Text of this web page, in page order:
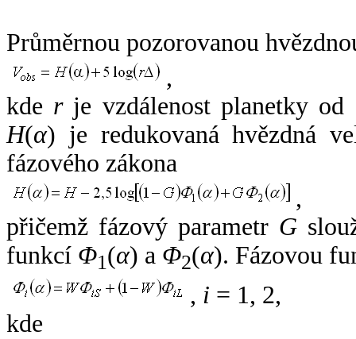
Průměrnou pozorovanou
,
kde rje vzdálenost planetky od
H(α) je redukovaná hvězdná
fázového zákona
,
přičemž fázový parametr G
funkcí Φ1(α) a Φ2(α). Fázovou
, i = 1, 2,
kde